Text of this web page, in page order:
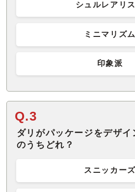
シュルレアリ
ミニマリズム
印象派
Q.3
ダリがパッケージをデザイ
のうちどれ？
スニッカーズ